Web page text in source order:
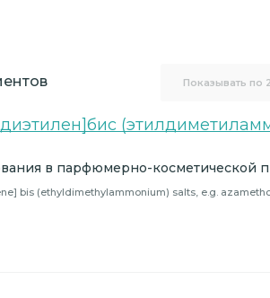
Показывать по
в парфюмерно-косметической
bis (ethyldimethylammonium) salts, e.g.